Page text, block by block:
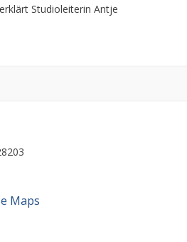
Studioleiterin Antje
Maps